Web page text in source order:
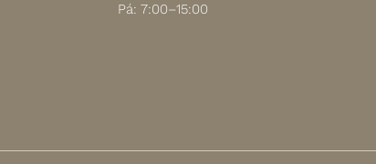
Pá: 7:00–15:00